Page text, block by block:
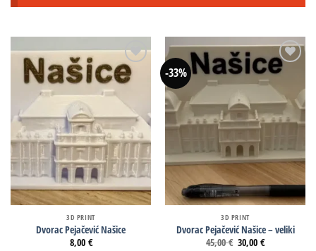
3D PRINT
Dvorac Pejačević Našice
8,00 €
-33%
3D PRINT
Dvorac Pejačević Našice – veliki
45,00€ 30,00€